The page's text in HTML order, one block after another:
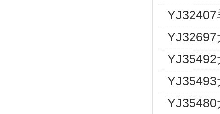
YJ32407
YJ32697
YJ35492
YJ35493
YJ35480